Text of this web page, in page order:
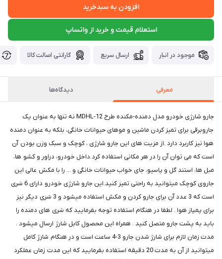
افزودن به سبدخرید
استعلام قیمت و خرید از واتساپ
موجود در انبار ارسال سریع گارانتی اصالت کالا
معرفی دیدگاه‌ها
جارو شارژی خودرو مدل دمنده-مکنده طرح MDHL-12 نه تنها به عنوان یک
جاروبرقی برای تمیز کردن ماشین و موهای حیوانات خانگی، بلکه به عنوان دمنده
هوا نیز کاربرد دارد .از مزیت های این جارو شارژی ، کوچک و سبک وزن بودن آن
است که می توان آن را در هر مکانی استفاده کرد.داخل خودرو، دراور و کشو ها،
مبل ها، استند گل و پاسیو، جای خواب حیوانات خانگی و ... را با مکش عالی این
جاروی کوچک میتوانید به راحتی تمیز کنید.این جارو شارژی خودرو دارای 6 سَری
است که 3 عدد آن برای جارو کردن و مکش استفاده میشود و 3 سَری دیگر نیز
برای پمپاز هوا . لطفا در هنگام استفاده توجه بفرمایید که سَری های دمنده را
باید به پشت جارو متصل کنید . همراه این محصول کابل شارژ ارسال میشود .
مدت زمان لازم برای شارژ شدن جارو 3-4 ساعت است و در هنگام شارژ کامل
میتوانید از آن به مدت 20 دقیقه استفاده بفرمایید که این مدت زمان عملکرد